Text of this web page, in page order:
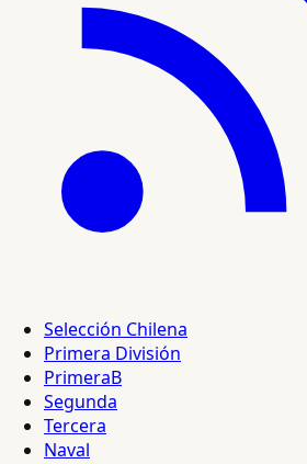
Selección Chilena
Primera División
PrimeraB
Segunda
Tercera
Naval